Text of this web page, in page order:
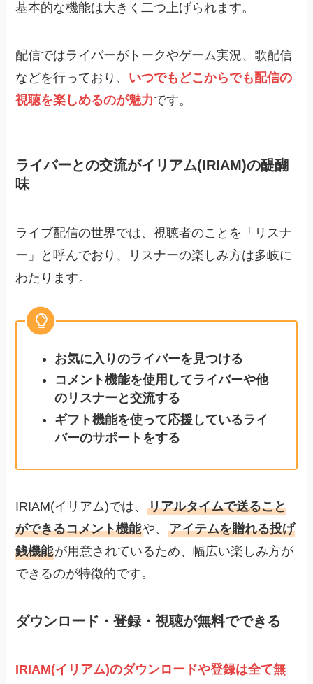
基本的な機能は大きく二つ上げられます。
配信ではライバーがトークやゲーム実況、歌配信
などを行っており、 いつでもどこからでも配信の
視聴を楽しめるのが魅力です。
ライバーとの交流がイリアム(IRIAM)の醍醐
味
ライブ配信の世界では、視聴者のことを「リスナ
ー」と呼んでおり、リスナーの楽しみ方は多岐に
わたります。
お気に入りのライバーを見つける
コメント機能を使用してライバーや他
のリスナーと交流する
ギフト機能を使って応援しているライ
バーのサポートをする
IRIAM(イリアム)では、リアルタイムで送ること
ができるコメント機能や、アイテムを贈れる投げ
銭機能が用意されているため、幅広い楽しみ方が
できるのが特徴的です。
ダウンロード・登録・視聴が無料でできる
IRIAM(イリアム)のダウンロードや登録は全て無